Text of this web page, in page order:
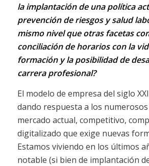
la implantación de una política
prevención de riesgos y salud
mismo nivel que otras facetas
conciliación de horarios con la
formación y la posibilidad de
carrera profesional?
El modelo de empresa del siglo
dando respuesta a los
mercado actual, competitivo,
digitalizado que exige nuevas
Estamos viviendo en los últimos
notable (si bien de implantación